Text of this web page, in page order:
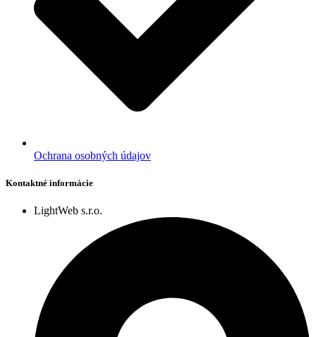
Ochrana osobných údajov
Kontaktné informácie
LightWeb s.r.o.